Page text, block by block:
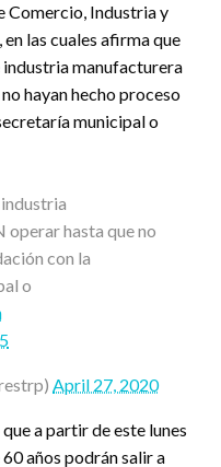
Comercio, Industria y
las cuales afirma que
industria manufacturera
hayan hecho proceso
municipal o
hasta que no
con la
o
April 27, 2020
a partir de este lunes
años podrán salir a